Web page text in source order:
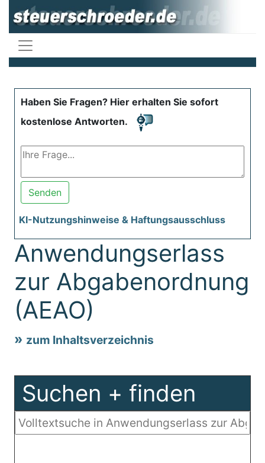
Haben Sie Fragen? Hier erhalten Sie sofort
kostenlose Antworten.
Senden
KI-Nutzungshinweise & Haftungsausschluss
Anwendungserlass
zur Abgabenordnung
(AEAO)
zum Inhaltsverzeichnis
Suchen + finden